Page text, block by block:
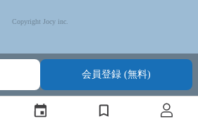
会員登録 (無料)
Copyright Jocy inc.